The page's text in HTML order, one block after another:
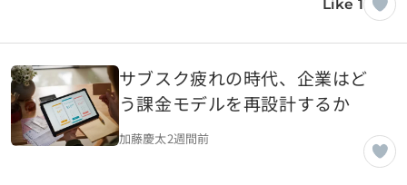
Like 1
サブスク疲れの時代、企業はど
う課金モデルを再設計するか
加藤慶太2週間前